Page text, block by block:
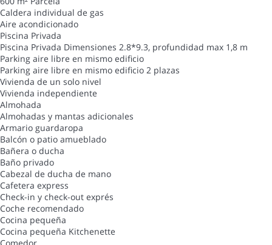
Caldera individual de gas
Aire acondicionado
Piscina Privada
Piscina Privada Dimensiones 2.8*9.3, profundidad max 1,8 m
Parking aire libre en mismo edificio
Parking aire libre en mismo edificio 2 plazas
Vivienda de un solo nivel
Vivienda independiente
Almohada
Almohadas y mantas adicionales
Armario guardaropa
Balcón o patio amueblado
Bañera o ducha
Baño privado
Cabezal de ducha de mano
Cafetera express
Check-in y check-out exprés
Coche recomendado
Cocina pequeña
Cocina pequeña Kitchenette